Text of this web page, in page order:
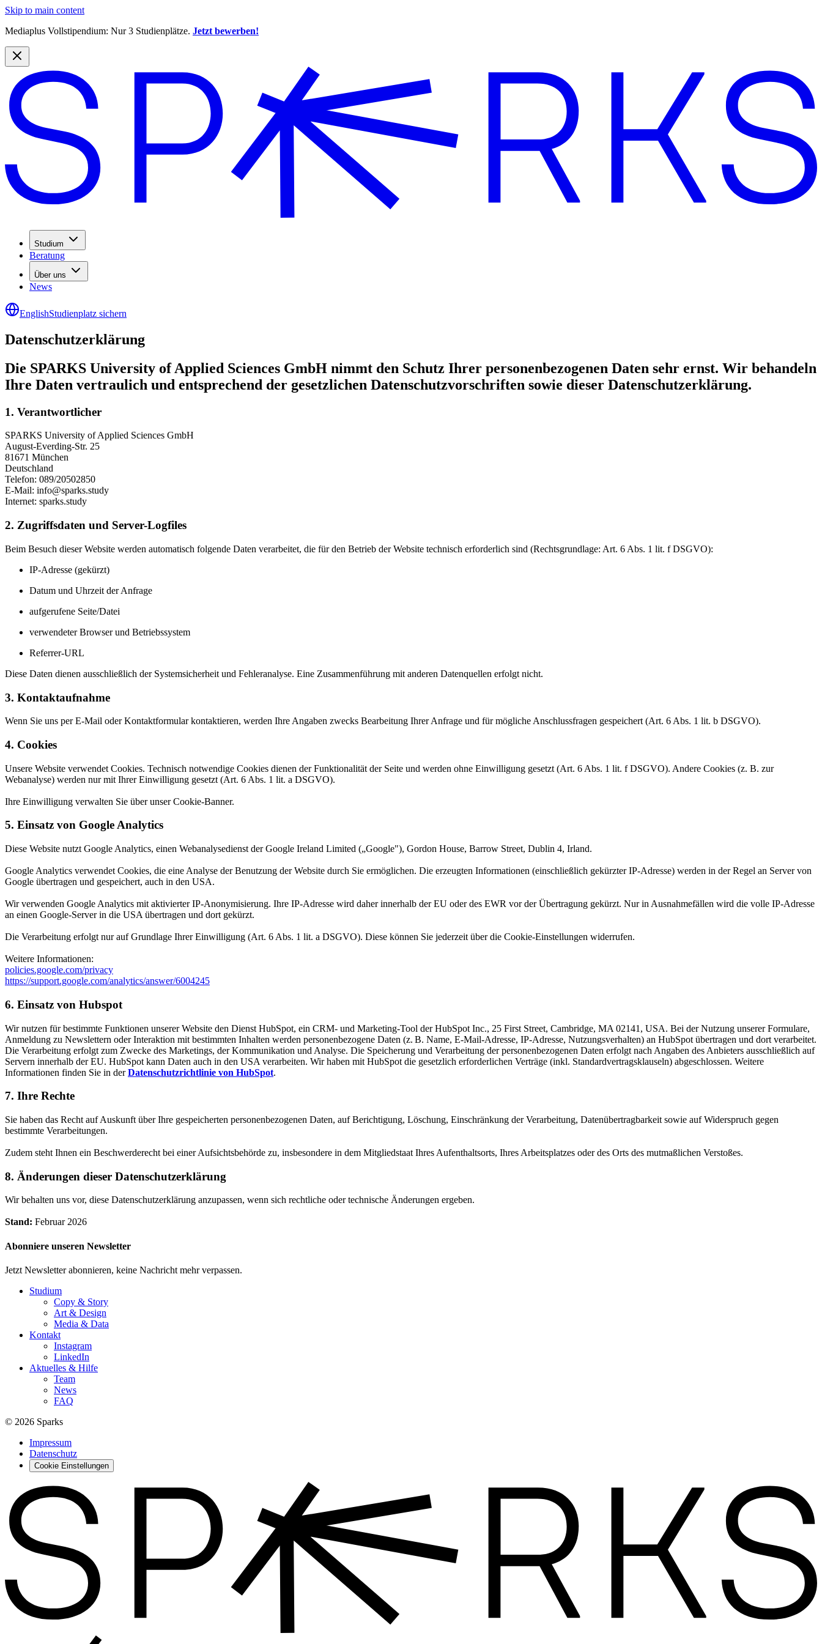
Skip to main content
Mediaplus Vollstipendium: Nur 3 Studienplätze. Jetzt bewerben!
Studium
Beratung
Über uns
News
EnglishStudienplatz sichern
Datenschutz­erklärung
Die SPARKS University of Applied Sciences GmbH nimmt den Schutz Ihrer personenbezogenen Daten sehr ernst. Wir behandeln
Ihre Daten vertraulich und entsprechend der gesetzlichen Datenschutzvorschriften sowie dieser Datenschutzerklärung.
1. Verantwortlicher
SPARKS University of Applied Sciences GmbH
August-Everding-Str. 25
81671 München
Deutschland
Telefon: 089/20502850
E-Mail: info@sparks.study
Internet: sparks.study
2. Zugriffsdaten und Server-Logfiles
Beim Besuch dieser Website werden automatisch folgende Daten verarbeitet, die für den Betrieb der Website technisch erforderlich sind (Rechtsgrundlage: Art. 6 Abs. 1 lit. f DSGVO):
IP-Adresse (gekürzt)
Datum und Uhrzeit der Anfrage
aufgerufene Seite/Datei
verwendeter Browser und Betriebssystem
Referrer-URL
Diese Daten dienen ausschließlich der Systemsicherheit und Fehleranalyse. Eine Zusammenführung mit anderen Datenquellen erfolgt nicht.
3. Kontaktaufnahme
Wenn Sie uns per E-Mail oder Kontaktformular kontaktieren, werden Ihre Angaben zwecks Bearbeitung Ihrer Anfrage und für mögliche Anschlussfragen gespeichert (Art. 6 Abs. 1 lit. b DSGVO).
4. Cookies
Unsere Website verwendet Cookies. Technisch notwendige Cookies dienen der Funktionalität der Seite und werden ohne Einwilligung gesetzt (Art. 6 Abs. 1 lit. f DSGVO). Andere Cookies (z. B. zur
Webanalyse) werden nur mit Ihrer Einwilligung gesetzt (Art. 6 Abs. 1 lit. a DSGVO).
Ihre Einwilligung verwalten Sie über unser Cookie-Banner.
5. Einsatz von Google Analytics
Diese Website nutzt Google Analytics, einen Webanalysedienst der Google Ireland Limited („Google"), Gordon House, Barrow Street, Dublin 4, Irland.
Google Analytics verwendet Cookies, die eine Analyse der Benutzung der Website durch Sie ermöglichen. Die erzeugten Informationen (einschließlich gekürzter IP-Adresse) werden in der Regel an Server von
Google übertragen und gespeichert, auch in den USA.
Wir verwenden Google Analytics mit aktivierter IP-Anonymisierung. Ihre IP-Adresse wird daher innerhalb der EU oder des EWR vor der Übertragung gekürzt. Nur in Ausnahmefällen wird die volle IP-Adresse
an einen Google-Server in die USA übertragen und dort gekürzt.
Die Verarbeitung erfolgt nur auf Grundlage Ihrer Einwilligung (Art. 6 Abs. 1 lit. a DSGVO). Diese können Sie jederzeit über die Cookie-Einstellungen widerrufen.
Weitere Informationen:
policies.google.com/privacy
https://support.google.com/analytics/answer/6004245
6. Einsatz von Hubspot
Wir nutzen für bestimmte Funktionen unserer Website den Dienst HubSpot, ein CRM- und Marketing-Tool der HubSpot Inc., 25 First Street, Cambridge, MA 02141, USA. Bei der Nutzung unserer Formulare,
Anmeldung zu Newslettern oder Interaktion mit bestimmten Inhalten werden personenbezogene Daten (z. B. Name, E-Mail-Adresse, IP-Adresse, Nutzungsverhalten) an HubSpot übertragen und dort verarbeitet.
Die Verarbeitung erfolgt zum Zwecke des Marketings, der Kommunikation und Analyse. Die Speicherung und Verarbeitung der personenbezogenen Daten erfolgt nach Angaben des Anbieters ausschließlich auf
Servern innerhalb der EU. HubSpot kann Daten auch in den USA verarbeiten. Wir haben mit HubSpot die gesetzlich erforderlichen Verträge (inkl. Standardvertragsklauseln) abgeschlossen. Weitere
Informationen finden Sie in derDatenschutzrichtlinie von HubSpot.
7. Ihre Rechte
Sie haben das Recht auf Auskunft über Ihre gespeicherten personenbezogenen Daten, auf Berichtigung, Löschung, Einschränkung der Verarbeitung, Datenübertragbarkeit sowie auf Widerspruch gegen
bestimmte Verarbeitungen.
Zudem steht Ihnen ein Beschwerderecht bei einer Aufsichtsbehörde zu, insbesondere in dem Mitgliedstaat Ihres Aufenthaltsorts, Ihres Arbeitsplatzes oder des Orts des mutmaßlichen Verstoßes.
8. Änderungen dieser Datenschutzerklärung
Wir behalten uns vor, diese Datenschutzerklärung anzupassen, wenn sich rechtliche oder technische Änderungen ergeben.
Stand: Februar 2026
Abonniere unseren Newsletter
Jetzt Newsletter abonnieren, keine Nachricht mehr verpassen.
Studium
Copy & Story
Art & Design
Media & Data
Kontakt
Instagram
LinkedIn
Aktuelles & Hilfe
Team
News
FAQ
© 2026 Sparks
Impressum
Datenschutz
Cookie Einstellungen